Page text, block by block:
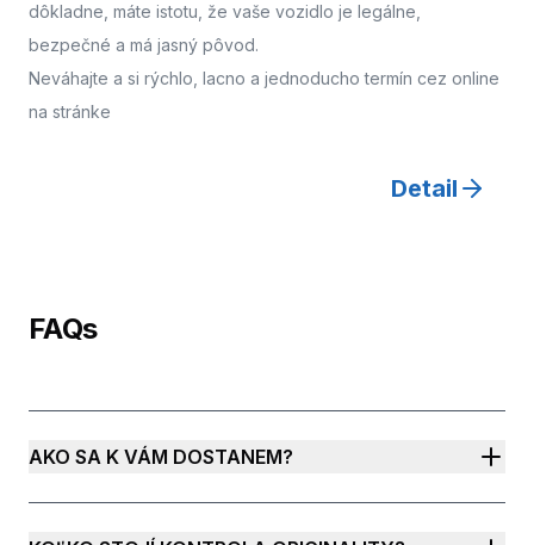
dôkladne, máte istotu, že vaše vozidlo je legálne,
bezpečné a má jasný pôvod.
Neváhajte a si rýchlo, lacno a jednoducho termín cez online
na stránke
Detail
FAQs
AKO SA K VÁM DOSTANEM?